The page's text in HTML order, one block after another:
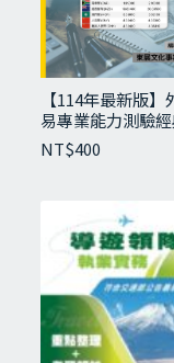
【114年最新版】
易專業能力測驗
與試題
NT$400